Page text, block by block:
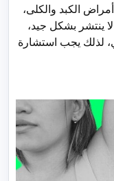
الكبد والكلى،
ينتشر بشكل جيد،
لذلك يجب استشارة